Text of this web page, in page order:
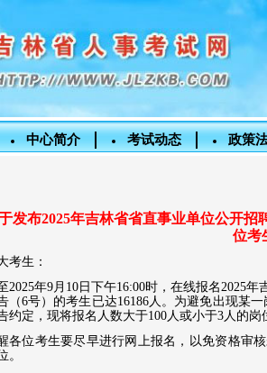
中心简介 考试动态 政策
发布2025年吉林省省直事业单位公开
位考
考生：
2025年9月10日下午16:00时，在线报名2025
（6号）的考生已达16186人。为避免出现某
约定，现将报名人数大于100人或小于3人的岗
各位考生要尽早进行网上报名，以免资格审
。